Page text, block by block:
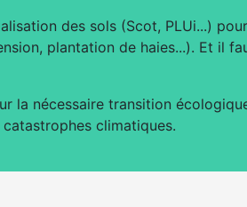
des sols (Scot, PLUi...)
plantation de haies...). Et il
la nécessaire transition
climatiques.